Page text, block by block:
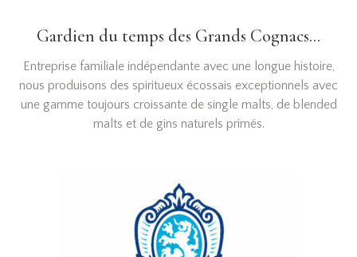
Gardien du temps des Grands Cognacs...
Entreprise familiale indépendante avec une longue histoire,
nous produisons des spiritueux écossais exceptionnels avec
une gamme toujours croissante de single malts, de blended
malts et de gins naturels primés.